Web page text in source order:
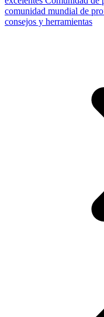
comunidad mundial de
consejos y herramientas